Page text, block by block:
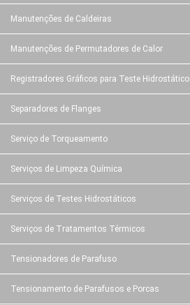
Manutenções de Caldeiras
Manutenções de Permutadores de Calor
Registradores Gráficos para Teste Hidrostático
Separadores de Flanges
Serviço de Torqueamento
Serviços de Limpeza Química
Serviços de Testes Hidrostáticos
Serviços de Tratamentos Térmicos
Tensionadores de Parafuso
Tensionamento de Parafusos e Porcas